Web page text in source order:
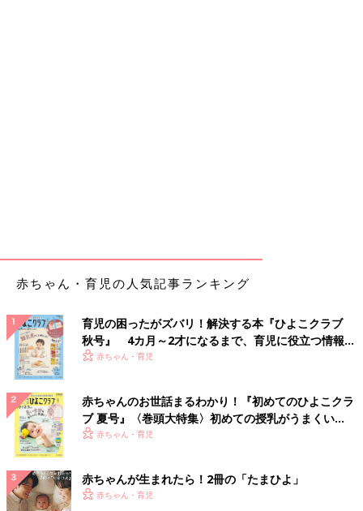
赤ちゃん・育児の人気記事ランキング
育児の困ったがズバリ！解決する本『ひよこクラブ
秋号』 4カ月～2才になるまで、育児に役立つ情報が
いっぱい！
赤ちゃん・育児
赤ちゃんのお世話まるわかり！『初めてのひよこクラ
ブ 夏号』〈巻頭大特集〉初めての授乳がうまくい
く！ おっぱい・ミルクの基本と夏のトラブル 解決テ
赤ちゃん・育児
赤ちゃんが生まれたら！2冊の「たまひよ」
赤ちゃん・育児